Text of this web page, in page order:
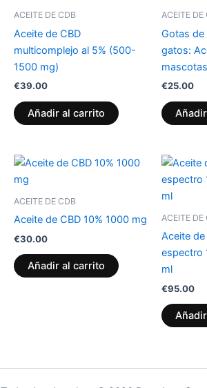
ACEITE DE CDB
Aceite de CBD
multicomplejo al 5% (500-
1500 mg)
€39.00
Añadir al carrito
ACEITE DE
Gotas de
gatos:
€25.00
ACEITE DE CDB
Aceite de CBD 10% 1000 mg
€30.00
Añadir al carrito
ACEITE DE
Aceite
espectro
ml
€95.00